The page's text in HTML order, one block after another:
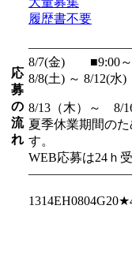
応
募
の
流
れ
履歴書不要
8/7(金) ■9:00
8/8(土) ～ 8/12(水
8/13（木）～ 8/
夏季休業期間の
す。
WEB応募は24ｈ受